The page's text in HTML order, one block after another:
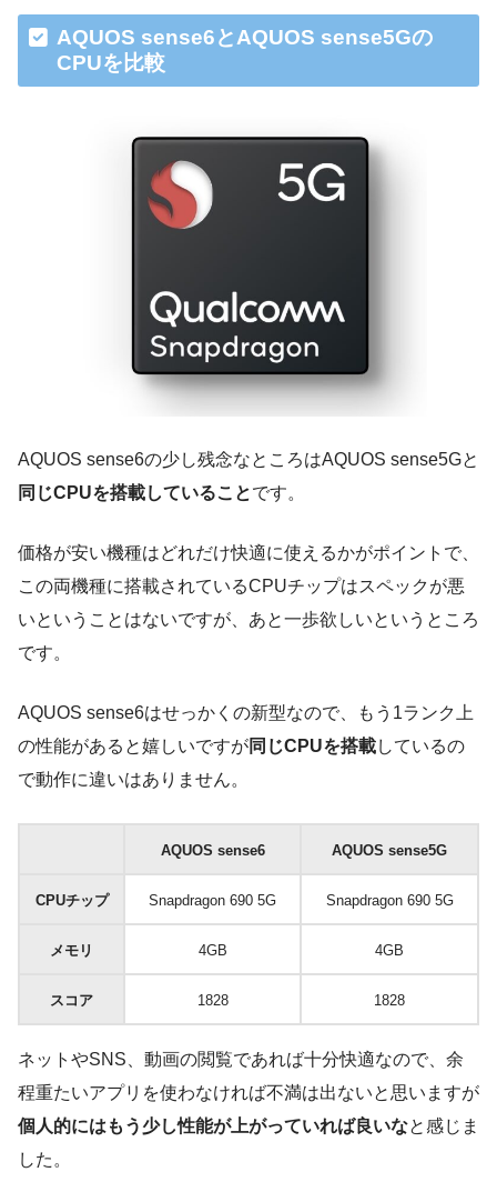
AQUOS sense6とAQUOS sense5Gの
CPUを比較
AQUOS sense6の少し残念なところはAQUOS sense5Gと
同じCPUを搭載していることです。
価格が安い機種はどれだけ快適に使えるかがポイントで、
この両機種に搭載されているCPUチップはスペックが悪
いということはないですが、あと一歩欲しいというところ
です。
AQUOS sense6はせっかくの新型なので、もう1ランク上
の性能があると嬉しいですが同じCPUを搭載しているの
で動作に違いはありません。
AQUOS sense6 AQUOS sense5G
CPUチップ Snapdragon 690 5G Snapdragon 690 5G
メモリ 4GB 4GB
スコア 1828 1828
ネットやSNS、動画の閲覧であれば十分快適なので、余
程重たいアプリを使わなければ不満は出ないと思いますが
個人的にはもう少し性能が上がっていれば良いなと感じま
した。